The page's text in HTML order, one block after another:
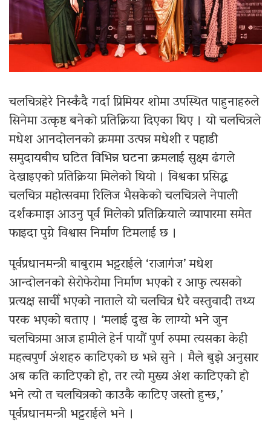
चलचित्रहेरे निस्कँदै गर्दा प्रिमियर शोमा उपस्थित पाहुनाहरुले
सिनेमा उत्कृष्ट बनेको प्रतिक्रिया दिएका थिए । यो चलचित्रले
मधेश आनदोलनको क्रममा उत्पन्न मधेशी र पहाडी
समुदायबीच घटित विभिन्न घटना क्रमलाई सुक्ष्म ढंगले
देखाइएको प्रतिक्रिया मिलेको थियो । विश्वका प्रसिद्ध
चलचित्र महोत्सवमा रिलिज भैसकेको चलचित्रले नेपाली
दर्शकमाझ आउनु पूर्व मिलेको प्रतिक्रियाले व्यापारमा समेत
फाइदा पुग्ने विश्वास निर्माण टिमलाई छ ।
पूर्वप्रधानमन्त्री बाबुराम भट्टराईले ‘राजागंज’ मधेश
आन्दोलनको सेरोफेरोमा निर्माण भएको र आफु त्यसको
प्रत्यक्ष साचीँ भएको नाताले यो चलचित्र धेरै वस्तुवादी तथ्य
परक भएको बताए । ‘मलाई दुख के लाग्यो भने जुन
चलचित्रमा आज हामीले हेर्न पायौं पुर्ण रुपमा त्यसका केही
महत्वपुर्ण अंशहरु काटिएको छ भन्ने सुने । मैले बुझे अनुसार
अब कति काटिएको हो, तर त्यो मुख्य अंश काटिएको हो
भने त्यो त चलचित्रको काउकै काटिए जस्तो हुन्छ,’
पूर्वप्रधानमन्त्री भट्टराईले भने ।